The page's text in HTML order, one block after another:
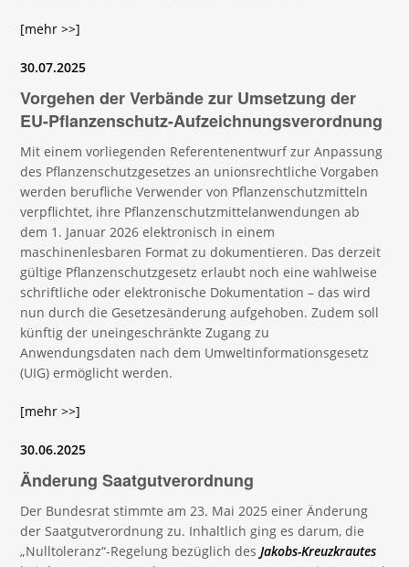
[mehr >>]
30.07.2025
Vorgehen der Verbände zur Umsetzung der
EU-Pflanzenschutz-Aufzeichnungsverordnung
Mit einem vorliegenden Referentenentwurf zur Anpassung
des Pflanzenschutzgesetzes an unionsrechtliche Vorgaben
werden berufliche Verwender von Pflanzenschutzmitteln
verpflichtet, ihre Pflanzenschutzmittelanwendungen ab
dem 1. Januar 2026 elektronisch in einem
maschinenlesbaren Format zu dokumentieren. Das derzeit
gültige Pflanzenschutzgesetz erlaubt noch eine wahlweise
schriftliche oder elektronische Dokumentation – das wird
nun durch die Gesetzesänderung aufgehoben. Zudem soll
künftig der uneingeschränkte Zugang zu
Anwendungsdaten nach dem Umweltinformationsgesetz
(UIG) ermöglicht werden.
[mehr >>]
30.06.2025
Änderung Saatgutverordnung
Der Bundesrat stimmte am 23. Mai 2025 einer Änderung
der Saatgutverordnung zu. Inhaltlich ging es darum, die
„Nulltoleranz“-Regelung bezüglich desJakobs-Kreuzkrautes